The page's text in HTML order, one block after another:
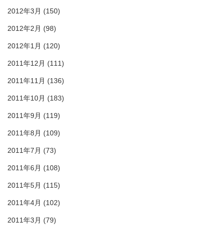
2012年3月 (150)
2012年2月 (98)
2012年1月 (120)
2011年12月 (111)
2011年11月 (136)
2011年10月 (183)
2011年9月 (119)
2011年8月 (109)
2011年7月 (73)
2011年6月 (108)
2011年5月 (115)
2011年4月 (102)
2011年3月 (79)